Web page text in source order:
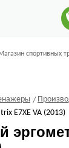
Магазин спортивных
E7XE VA (2013)